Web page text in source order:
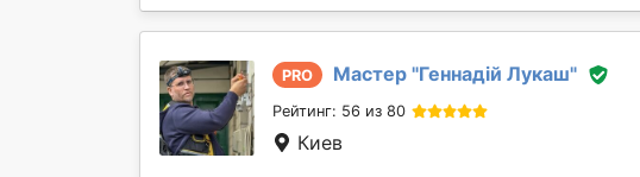
PRO Мастер "Геннадій Лукаш"
Рейтинг: 56 из 80
Киев